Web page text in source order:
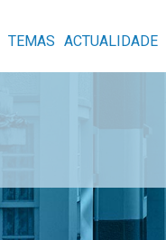
TEMAS ACTUALIDADE